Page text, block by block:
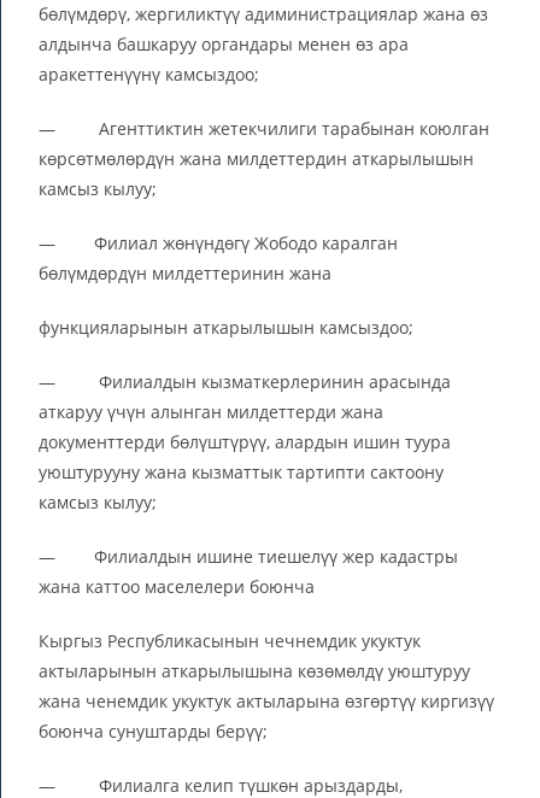
бөлүмдөрү, жергиликтүү адиминистрациялар жана өз
алдынча башкаруу органдары менен өз ара
аракеттенүүнү камсыздоо;
— Агенттиктин жетекчилиги тарабынан коюлган
көрсөтмөлөрдүн жана милдеттердин аткарылышын
камсыз кылуу;
— Филиал жөнүндөгү Жободо каралган
бөлүмдөрдүн милдеттеринин жана
функцияларынын аткарылышын камсыздоо;
— Филиалдын кызматкерлеринин арасында
аткаруу үчүн алынган милдеттерди жана
документтерди бөлүштүрүү, алардын ишин туура
уюштурууну жана кызматтык тартипти сактоону
камсыз кылуу;
— Филиалдын ишине тиешелүү жер кадастры
жана каттоо маселелери боюнча
Кыргыз Республикасынын чечнемдик укуктук
актыларынын аткарылышына көзөмөлдү уюштуруу
жана ченемдик укуктук актыларына өзгөртүү киргизүү
боюнча сунуштарды берүү;
— Филиалга келип түшкөн арыздарды,